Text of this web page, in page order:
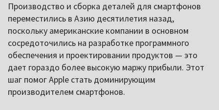
Производство и сборка деталей для смартфонов
переместились в Азию десятилетия назад,
поскольку американские компании в основном
сосредоточились на разработке программного
обеспечения и проектировании продуктов — это
дает гораздо более высокую маржу прибыли. Этот
шаг помог Apple стать доминирующим
производителем смартфонов.